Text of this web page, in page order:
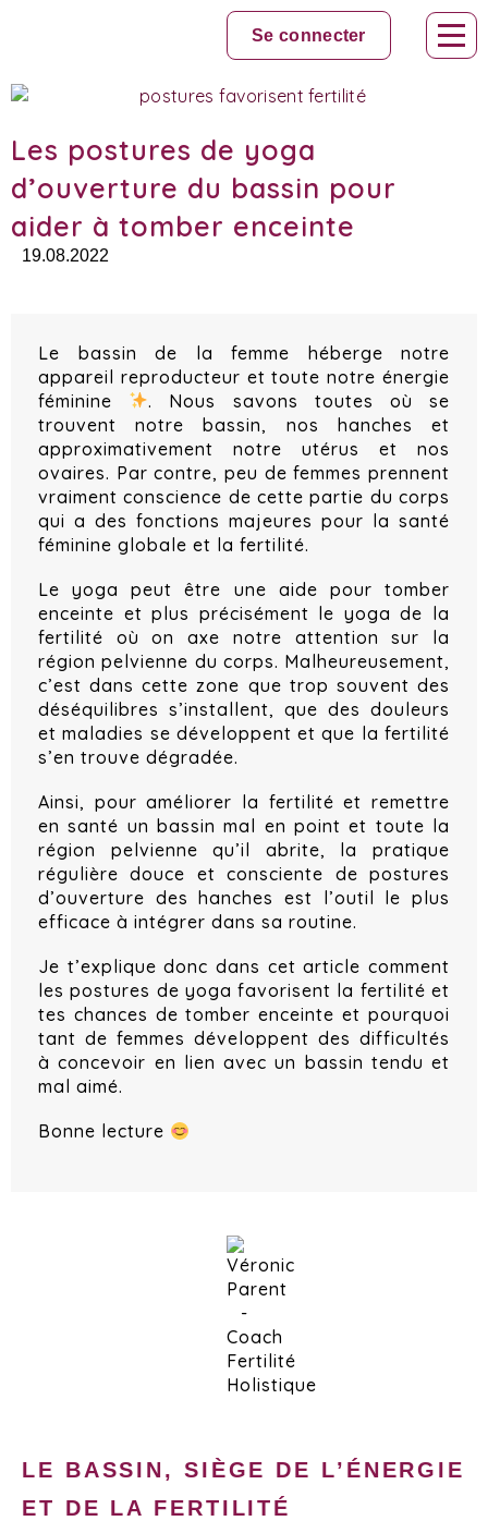
Se connecter
Les postures de yoga
d’ouverture du bassin pour
aider à tomber enceinte
19.08.2022
Le bassin de la femme héberge notre
appareil reproducteur et toute notre énergie
féminine
. Nous savons toutes où se
trouvent notre bassin, nos hanches et
approximativement notre utérus et nos
ovaires. Par contre, peu de femmes prennent
vraiment conscience de cette partie du corps
qui a des fonctions majeures pour la santé
féminine globale et la fertilité.
Le yoga peut être une aide pour tomber
enceinte et plus précisément le yoga de la
fertilité où on axe notre attention sur la
région pelvienne du corps. Malheureusement,
c’est dans cette zone que trop souvent des
déséquilibres s’installent, que des douleurs
et maladies se développent et que la fertilité
s’en trouve dégradée.
Ainsi, pour améliorer la fertilité et remettre
en santé un bassin mal en point et toute la
région pelvienne qu’il abrite, la pratique
régulière douce et consciente de postures
d’ouverture des hanches est l’outil le plus
efficace à intégrer dans sa routine.
Je t’explique donc dans cet article comment
les postures de yoga favorisent la fertilité et
tes chances de tomber enceinte et pourquoi
tant de femmes développent des difficultés
à concevoir en lien avec un bassin tendu et
mal aimé.
Bonne lecture
LE BASSIN, SIÈGE DE L’ÉNERGIE
ET DE LA FERTILITÉ